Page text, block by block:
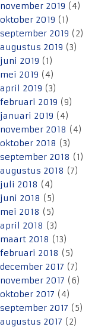
november 2019 (4)
oktober 2019 (1)
september 2019 (2)
augustus 2019 (3)
juni 2019 (1)
mei 2019 (4)
april 2019 (3)
februari 2019 (9)
januari 2019 (4)
november 2018 (4)
oktober 2018 (3)
september 2018 (1)
augustus 2018 (7)
juli 2018 (4)
juni 2018 (5)
mei 2018 (5)
april 2018 (3)
maart 2018 (13)
februari 2018 (5)
december 2017 (7)
november 2017 (6)
oktober 2017 (4)
september 2017 (5)
augustus 2017 (2)